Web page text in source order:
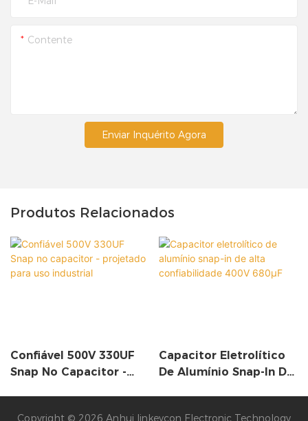
Contente
Enviar Inquérito Agora
Produtos Relacionados
Confiável 500V 330UF
Snap No Capacitor -
Capacitor Eletrolítico
De Alumínio Snap-In De